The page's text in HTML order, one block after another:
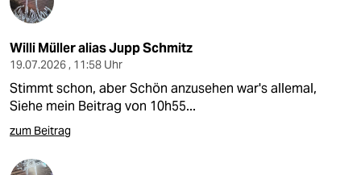
Willi Müller alias Jupp Schmitz
19.07.2026 , 11:58 Uhr
Stimmt schon, aber Schön anzusehen war's allemal,
Siehe mein Beitrag von 10h55...
zum Beitrag